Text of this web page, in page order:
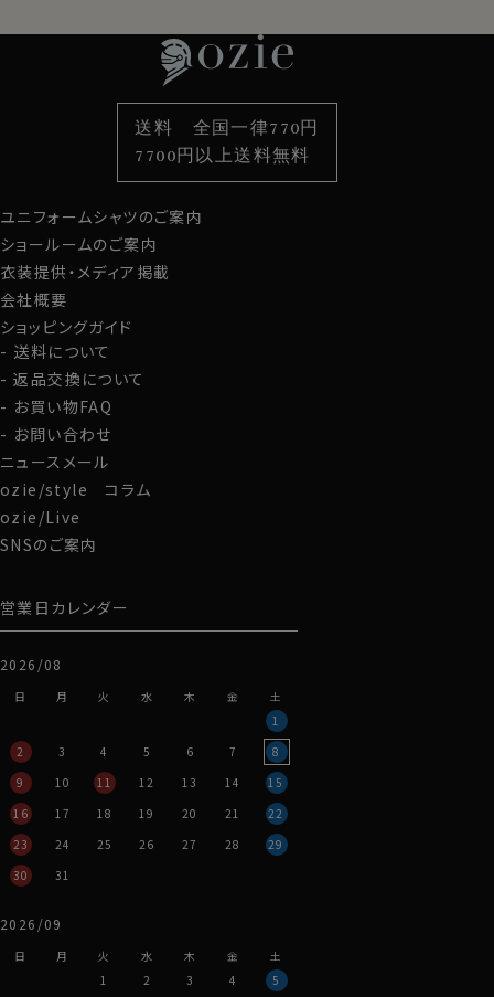
袖・カフス型から選ぶ
色から選ぶ
柄から選ぶ
スタイルから選ぶ
カジュアルシャツ
定番シャツ
カフスボタン
サスペンダー
財布・名刺入れ
バッグ
ストール・マフラー
グローブ
ユニフォームシャツのご案内
ショールームのご案内
衣装提供・メディア掲載
会社概要
ショッピングガイド
送料について
返品交換について
お買い物FAQ
お問い合わせ
ニュースメール
ozie/style コラム
ozie/Live
SNSのご案内
営業日カレンダー
2026/08
日 月 火 水 木 金
土
1
2
3 4 5 6 7
8
9
10 11 12 13 14
15
16
17 18 19 20 21
22
23
24 25 26 27 28
29
30
31
2026/09
日 月 火 水 木 金
土
1
2 3 4 5
送料 全国一律770円
7700円以上送料無料